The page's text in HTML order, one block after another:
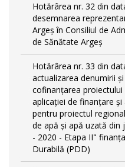
Hotărârea nr. 32 din
desemnarea
Argeș în Consiliul de
de Sănătate Argeș
Hotărârea nr. 33 din
actualizarea denumirii
cofinanțarea
aplicaţiei de finanţare
pentru proiectul
de apă şi apă uzată din
- 2020 - Etapa II"
Durabilă (PDD)